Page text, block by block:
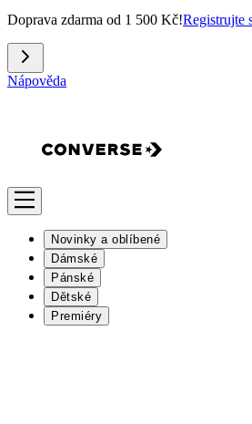
Doprava zdarma od 1 500 Kč!Registrujte
Nápověda
Novinky a oblíbené
Dámské
Pánské
Dětské
Premiéry